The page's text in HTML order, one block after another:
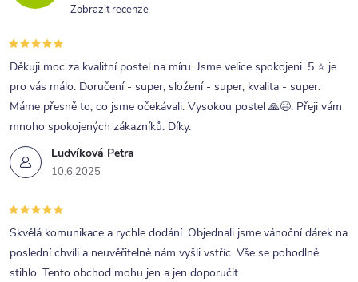
Zobrazit recenze
Ludvíková Petra
10.6.2025
Děkuji moc za kvalitní postel na míru. Jsme velice spokojeni. 5 ⭐ je
pro vás málo. Doručení - super, složení - super, kvalita - super.
Máme přesně to, co jsme očekávali. Vysokou postel 🙏😉. Přeji vám
mnoho spokojených zákazníků. Díky.
Skvělá komunikace a rychle dodání. Objednali jsme vánoční dárek na
poslední chvíli a neuvěřitelně nám vyšli vstříc. Vše se pohodlně
stihlo. Tento obchod mohu jen a jen doporučit